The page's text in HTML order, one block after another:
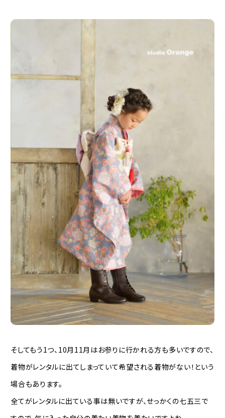
そしてもう1つ、10月11月はお参りに行かれる方も多いですので、
着物がレンタルに出てしまっていて希望される着物がない！という
場合もあります。
全てがレンタルに出ている事は無いですが、せっかくの七五三で